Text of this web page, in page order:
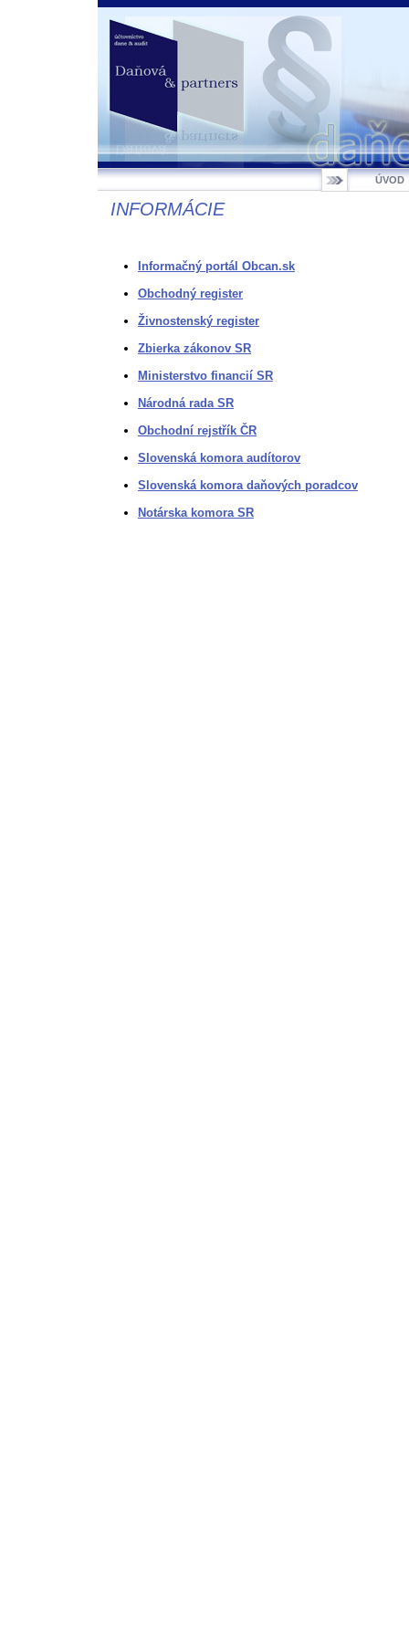
ÚVOD
INFORMÁCIE
Informačný portál Obcan.sk
Obchodný register
Živnostenský register
Zbierka zákonov SR
Ministerstvo financií SR
Národná rada SR
Obchodní rejstřík ČR
Slovenská komora audítorov
Slovenská komora daňových poradcov
Notárska komora SR